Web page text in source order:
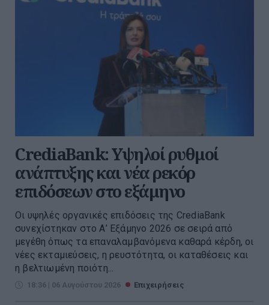
CrediaBank: Υψηλοί ρυθμοί
ανάπτυξης και νέα ρεκόρ
επιδόσεων στο εξάμηνο
Οι υψηλές οργανικές επιδόσεις της CrediaBank
συνεχίστηκαν στο Α’ Εξάμηνο 2026 σε σειρά από
μεγέθη όπως τα επαναλαμβανόμενα καθαρά κέρδη, οι
νέες εκταμιεύσεις, η ρευστότητα, οι καταθέσεις και
η βελτιωμένη ποιότη...
18:36 | 06 Αυγούστου 2026 Επιχειρήσεις